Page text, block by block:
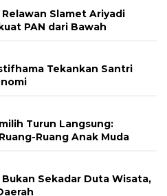
Slamet Ariyadi
PAN dari Bawah
Tekankan Santri
Turun Langsung:
Ruang Anak Muda
Bukan Sekadar Duta Wisata,